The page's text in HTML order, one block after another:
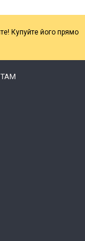
Купуйте його прямо